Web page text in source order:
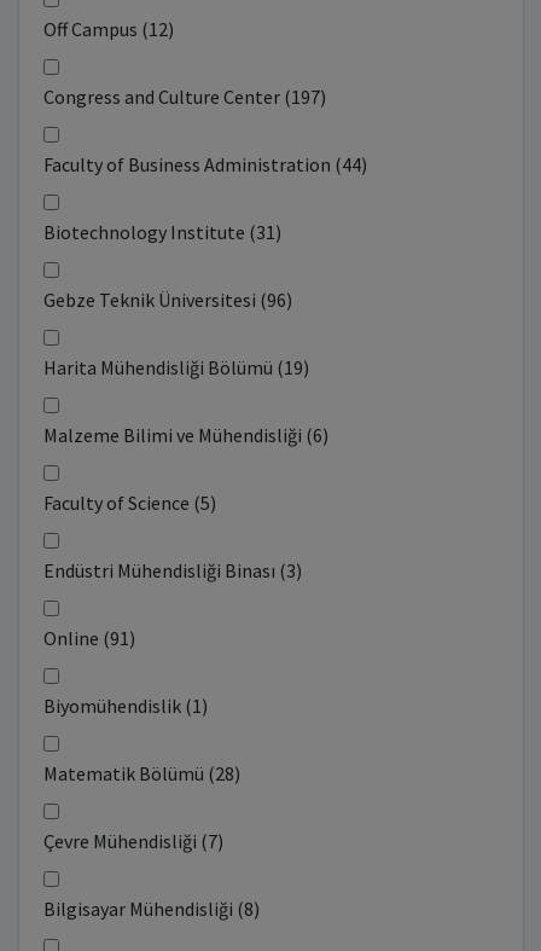
Off Campus (12)
Congress and Culture Center (197)
Faculty of Business Administration (44)
Biotechnology Institute (31)
Gebze Teknik Üniversitesi (96)
Harita Mühendisliği Bölümü (19)
Malzeme Bilimi ve Mühendisliği (6)
Faculty of Science (5)
Endüstri Mühendisliği Binası (3)
Online (91)
Biyomühendislik (1)
Matematik Bölümü (28)
Çevre Mühendisliği (7)
Bilgisayar Mühendisliği (8)